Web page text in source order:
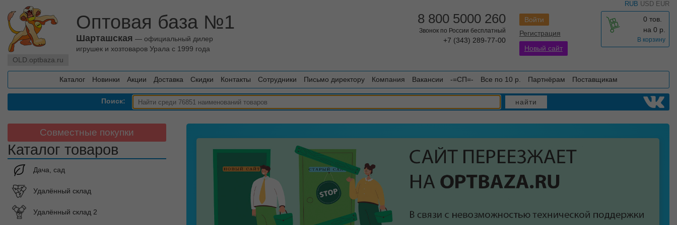
RUB USD EUR
OLD.optbaza.ru
Оптовая база №1
Шарташская — официальный дилер
игрушек и хозтоваров Урала с 1999 года
0 тов.
на 0 р.
В корзину
Войти
Регистрация
Новый сайт
8 800 5000 260
Звонок по России бесплатный
+7 (343) 289-77-00
Каталог Новинки Акции Доставка Скидки Контакты Сотрудники Письмо директору Компания Вакансии -=СП=- Все по 10 р. Партнёрам Поставщикам
Поиск: найти
Совместные покупки
Каталог товаров
Дача, сад
Удалённый склад
Удалённый склад 2